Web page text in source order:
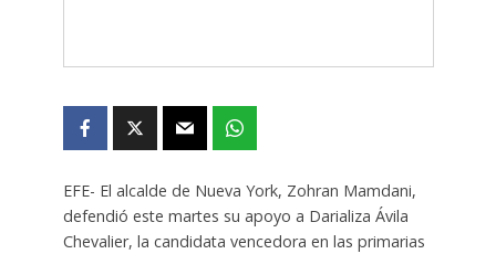
EFE- El alcalde de Nueva York, Zohran Mamdani,
defendió este martes su apoyo a Darializa Ávila
Chevalier, la candidata vencedora en las primarias